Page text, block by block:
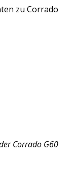
zu Corrado
Corrado G60